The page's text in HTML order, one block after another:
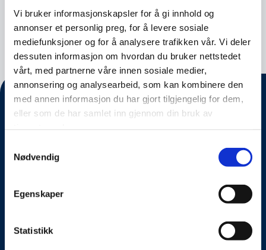
Vi bruker informasjonskapsler for å gi innhold og
annonser et personlig preg, for å levere sosiale
mediefunksjoner og for å analysere trafikken vår. Vi deler
dessuten informasjon om hvordan du bruker nettstedet
vårt, med partnerne våre innen sosiale medier,
annonsering og analysearbeid, som kan kombinere den
med annen informasjon du har gjort tilgjengelig for dem,
eller som de har samlet inn gjennom din bruk av
Nødvendig
Egenskaper
Statistikk
Nyhet28.04.2025